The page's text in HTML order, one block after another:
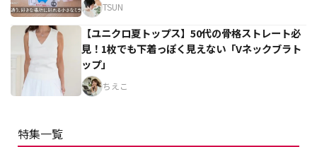
TSUN
【ユニクロ夏トップス】50代の骨格ストレート必
見！1枚でも下着っぽく見えない「Vネックブラト
ップ」
ちえこ
特集一覧